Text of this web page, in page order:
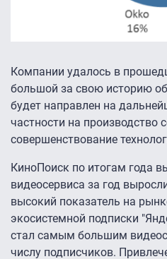
Компании удалось в
большой за свою историю
будет направлен на
частности на производство
совершенствование
КиноПоиск по итогам года
видеосервиса за год
высокий показатель на
экосистемной подписки
стал самым большим
числу подписчиков.